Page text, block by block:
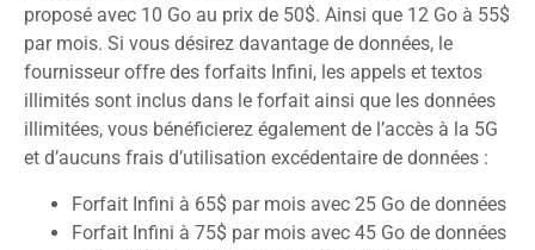
proposé avec 10 Go au prix de 50$. Ainsi que 12 Go à 55$
par mois. Si vous désirez davantage de données, le
fournisseur offre des forfaits Infini, les appels et textos
illimités sont inclus dans le forfait ainsi que les données
illimitées, vous bénéficierez également de l’accès à la 5G
et d’aucuns frais d’utilisation excédentaire de données :
Forfait Infini à 65$ par mois avec 25 Go de données
Forfait Infini à 75$ par mois avec 45 Go de données